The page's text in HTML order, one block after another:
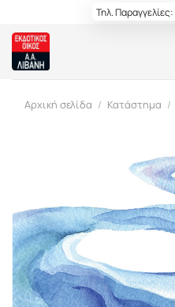
content
Τηλ. Παραγγελίες:
Αρχική σελίδα / Κατάστημα /